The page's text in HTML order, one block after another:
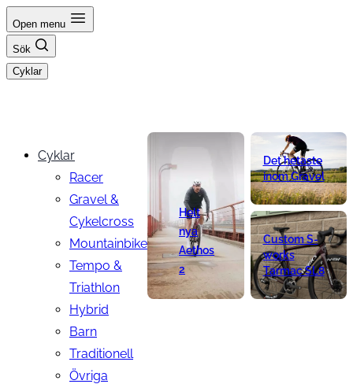
Hoppa
till
innehåll
Open menu
Sök
Cyklar
Cyklar
Racer
Gravel &
Cykelcross
Mountainbike
Tempo &
Triathlon
Hybrid
Barn
Traditionell
Övriga
Helt
nya
Aethos
2
Det hetaste
inom Gravel
Custom S-
works
Tarmac SL8